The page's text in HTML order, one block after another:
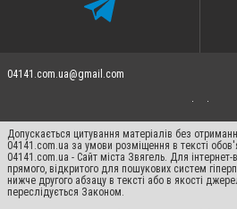
04141.com.ua@gmail.com
Допускається цитування матеріалів без
04141.com.ua за умови розміщення в тексті
04141.com.ua - Сайт міста Звягель. Для
прямого, відкритого для пошукових систем
нижче другого абзацу в тексті або в якості
переслідується Законом.